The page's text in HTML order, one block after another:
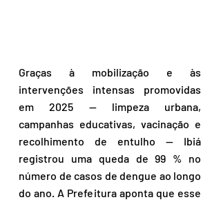
Graças à mobilização e às
intervenções intensas promovidas
em 2025 — limpeza urbana,
campanhas educativas, vacinação e
recolhimento de entulho — Ibiá
registrou uma queda de 99 % no
número de casos de dengue ao longo
do ano. A Prefeitura aponta que esse